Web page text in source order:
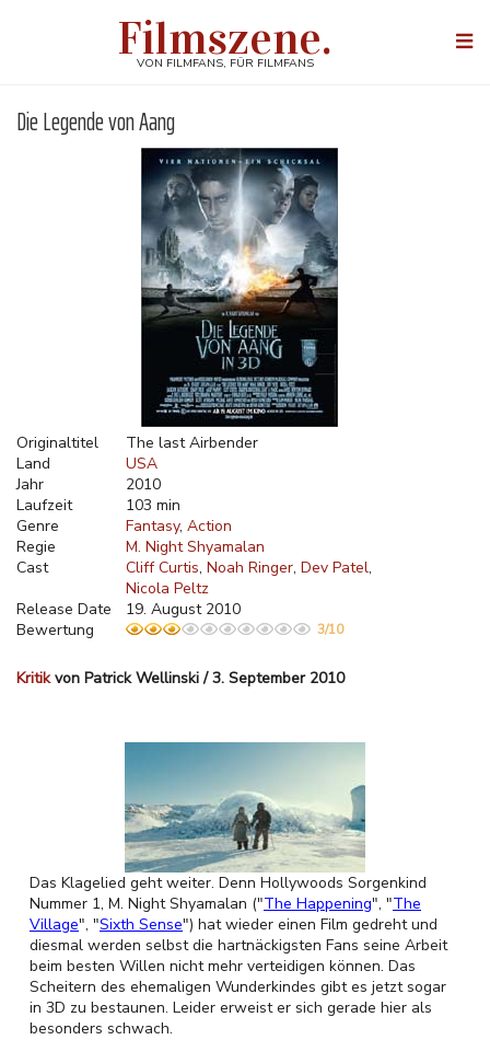
Filmszene.
VON FILMFANS, FÜR FILMFANS
Die Legende von Aang
Originaltitel
The last Airbender
Land
USA
Jahr
2010
Laufzeit
103 min
Genre
Fantasy Action
Regie
M. Night Shyamalan
Cast
Cliff Curtis Noah Ringer Dev Patel
Nicola Peltz
Release Date
19. August 2010
Bewertung
3/10
Kritikvon Patrick Wellinski / 3. September 2010
Das Klagelied geht weiter. Denn Hollywoods Sorgenkind
Nummer 1, M. Night Shyamalan ("The Happening", "The
Village", "Sixth Sense") hat wieder einen Film gedreht und
diesmal werden selbst die hartnäckigsten Fans seine Arbeit
beim besten Willen nicht mehr verteidigen können. Das
Scheitern des ehemaligen Wunderkindes gibt es jetzt sogar
in 3D zu bestaunen. Leider erweist er sich gerade hier als
besonders schwach.